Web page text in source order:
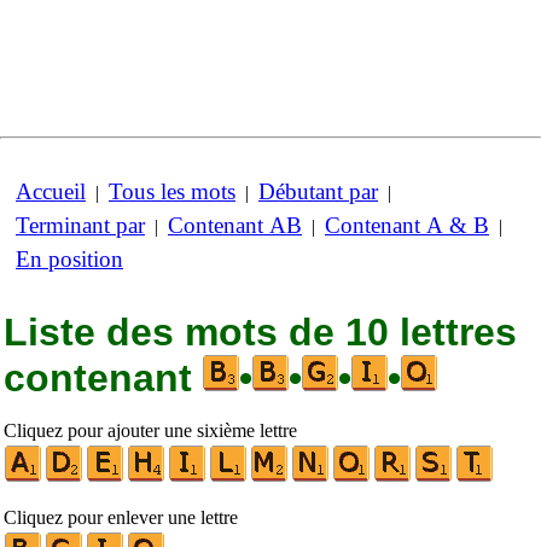
Accueil | Tous les mots | Débutant par|
Terminant par| Contenant AB | Contenant A & B |
En position
Liste des mots de 10 lettres
contenant
• • • •
Cliquez pour ajouter une sixième lettre
Cliquez pour enlever une lettre